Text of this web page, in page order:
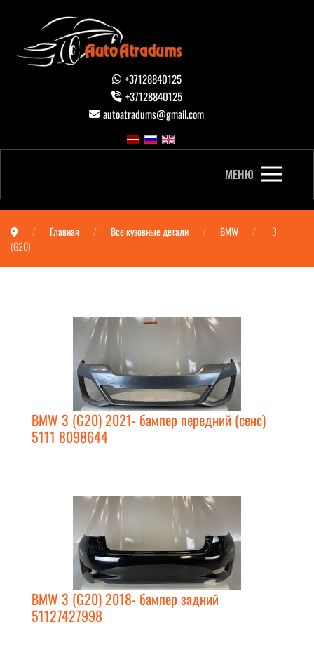
+37128840125
+37128840125
autoatradums@gmail.com
МЕНЮ
Главная Все кузовные детали BMW
3
(G20)
BMW 3 (G20) 2021- бампер передний (сенс)
5111 8098644
BMW 3 (G20) 2018- бампер задний
51127427998